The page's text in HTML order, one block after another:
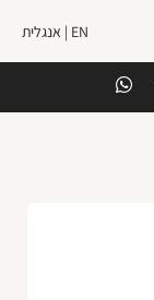
EN | אנגלית